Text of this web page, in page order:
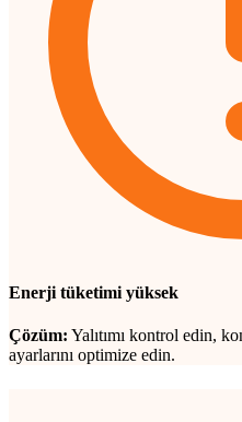
Enerji tüketimi yüksek
Çözüm: Yalıtımı kontrol edin,
ayarlarını optimize edin.